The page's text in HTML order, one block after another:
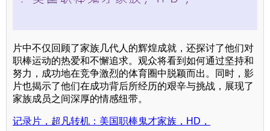
片中不仅回顾了家族几代人的辉煌成就，还探讨了他们对
职棒运动的热爱和不懈追求。观众将看到如何通过坚持和
努力，成功地在竞争激烈的体育圈中脱颖而出。同时，影
片也揭示了他们在成功背后所经历的艰辛与挑战，展现了
家族成员之间深厚的情感纽带。
记录片，超凡转机：美国职棒鬼才家族，HD，